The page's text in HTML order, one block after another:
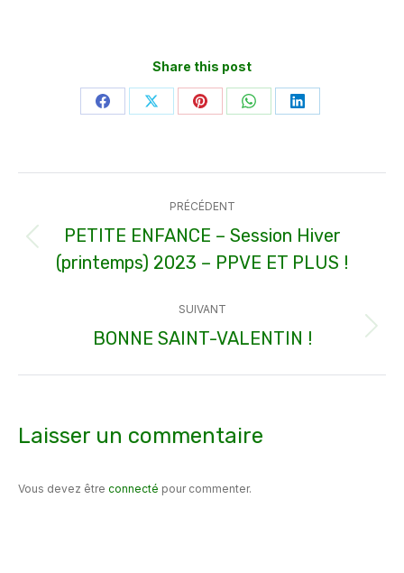
Share this post
PartagerPartagerPartagerPartagerPartager
article
PRÉCÉDENT
Article
précédent
PETITE ENFANCE – Session Hiver
(printemps) 2023 – PPVE ET PLUS !
SUIVANT
Article
BONNE SAINT-VALENTIN !
Laisser un commentaire
Vous devez être connecté pour commenter.